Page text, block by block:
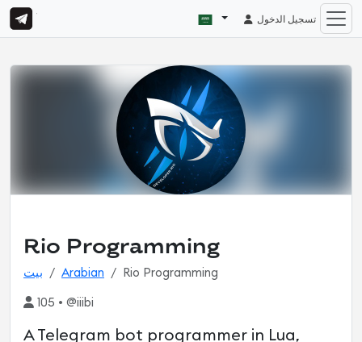
تسجيل الدخول
Rio Programming
بيت Arabian Rio Programming
105 • @iiibi
A Telegram bot programmer in Lua,